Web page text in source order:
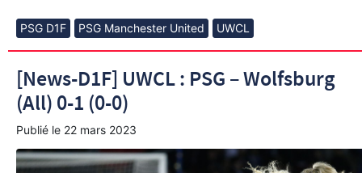
PSG D1F PSG Manchester United UWCL
[News-D1F] UWCL : PSG – Wolfsburg
(All) 0-1 (0-0)
Publié le 22 mars 2023